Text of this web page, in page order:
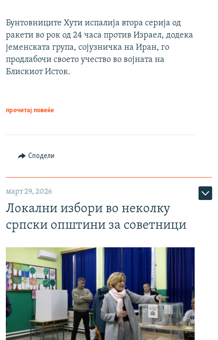
Бунтовниците Хути испалија втора серија од
ракети во рок од 24 часа против Израел, додека
јеменската група, сојузничка на Иран, го
продлабочи своето учество во војната на
Блискиот Исток.
прочитај повеќе
Сподели
март 29, 2026
Локални избори во неколку
српски општини за советници